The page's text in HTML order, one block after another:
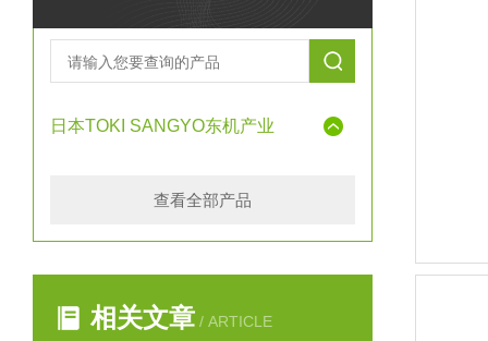
日本TOKI SANGYO东机产业
查看全部产品
相关文章 / ARTICLE